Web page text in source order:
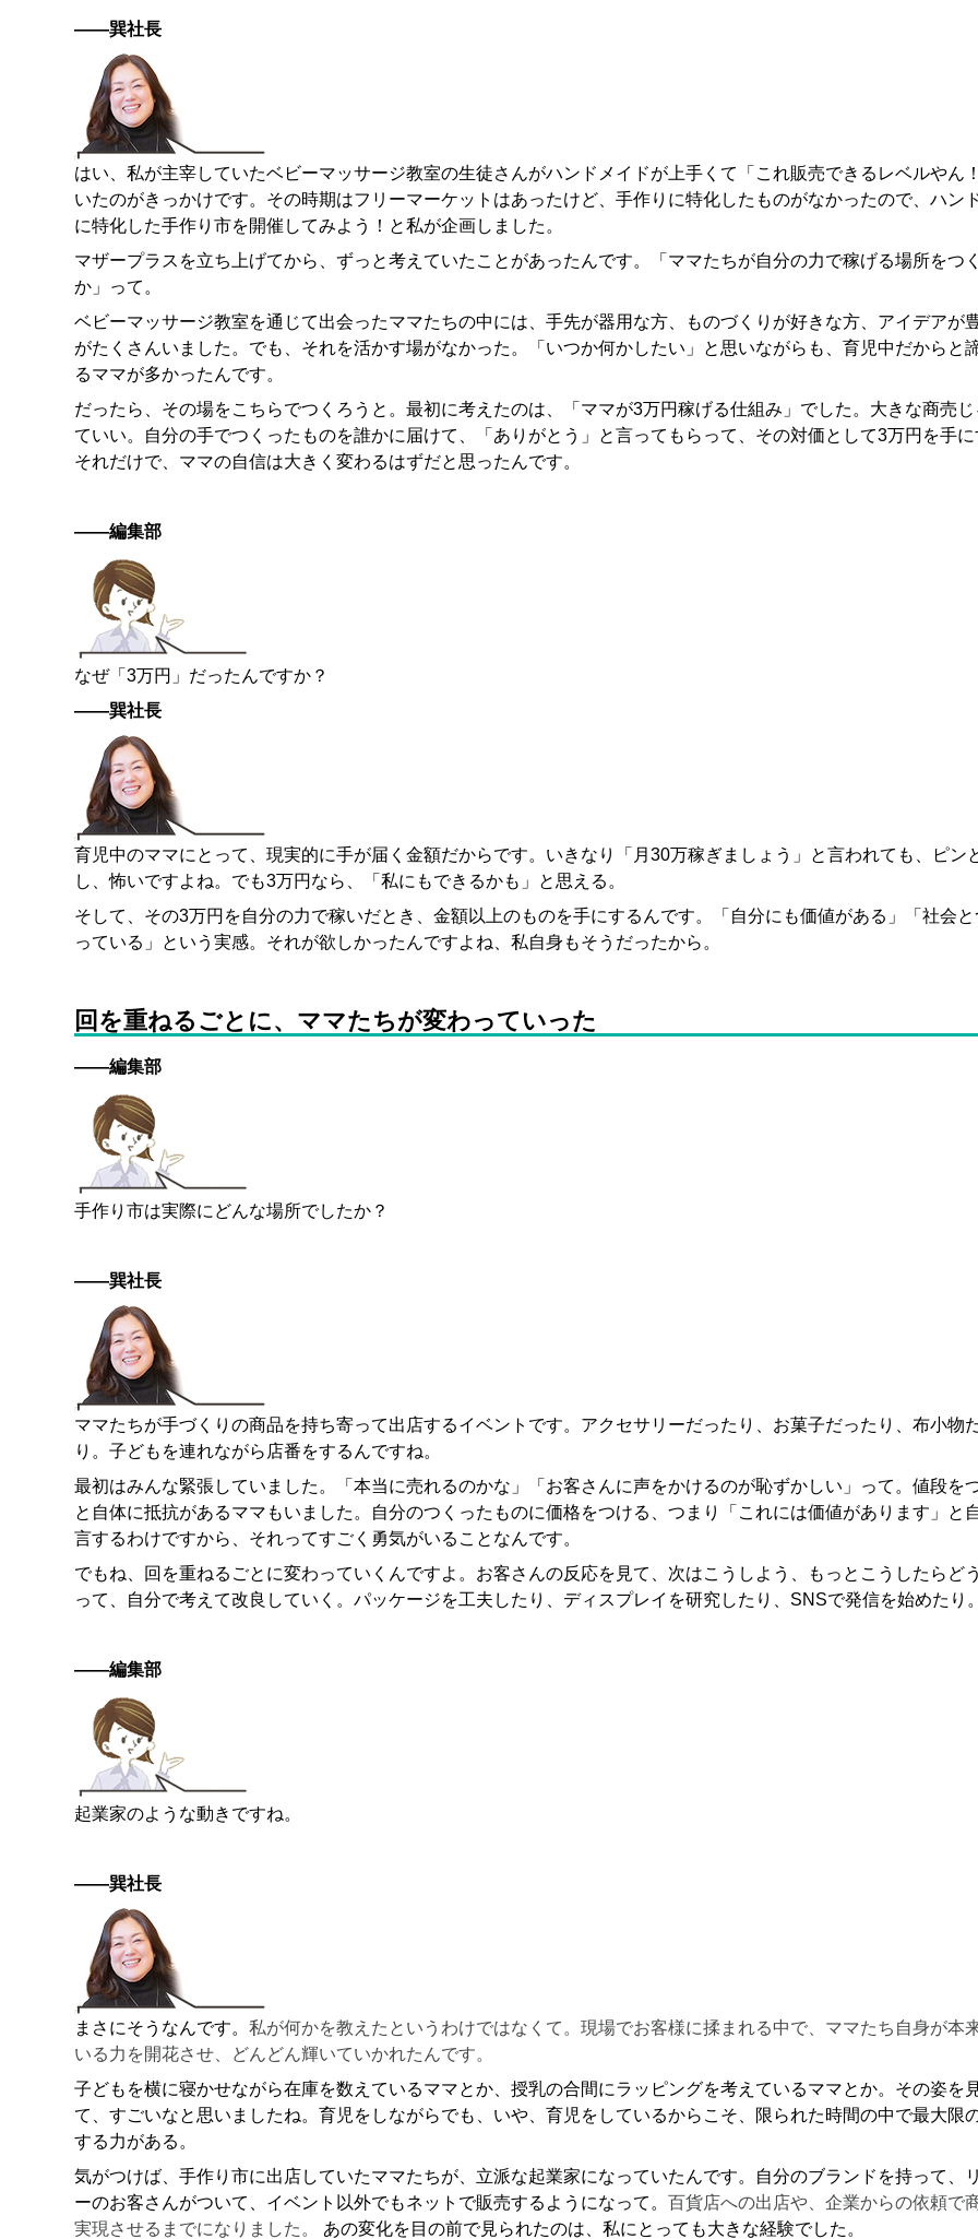
——巽社長
はい、私が主宰していたベビーマッサージ教室の生徒さんがハンドメイドが上手くて「これ販売できるレベルやん
いたのがきっかけです。その時期はフリーマーケットはあったけど、手作りに特化したものがなかったので、ハン
に特化した手作り市を開催してみよう！と私が企画しました。
マザープラスを立ち上げてから、ずっと考えていたことがあったんです。「ママたちが自分の力で稼げる場所をつ
か」って。
ベビーマッサージ教室を通じて出会ったママたちの中には、手先が器用な方、ものづくりが好きな方、アイデアが
がたくさんいました。でも、それを活かす場がなかった。「いつか何かしたい」と思いながらも、育児中だからと
るママが多かったんです。
だったら、その場をこちらでつくろうと。最初に考えたのは、「ママが3万円稼げる仕組み」でした。大きな商売じ
ていい。自分の手でつくったものを誰かに届けて、「ありがとう」と言ってもらって、その対価として3万円を手に
それだけで、ママの自信は大きく変わるはずだと思ったんです。
——編集部
なぜ「3万円」だったんですか？
——巽社長
育児中のママにとって、現実的に手が届く金額だからです。いきなり「月30万稼ぎましょう」と言われても、ピン
し、怖いですよね。でも3万円なら、「私にもできるかも」と思える。
そして、その3万円を自分の力で稼いだとき、金額以上のものを手にするんです。「自分にも価値がある」「社会
っている」という実感。それが欲しかったんですよね、私自身もそうだったから。
回を重ねるごとに、ママたちが変わっていった
——編集部
手作り市は実際にどんな場所でしたか？
——巽社長
ママたちが手づくりの商品を持ち寄って出店するイベントです。アクセサリーだったり、お菓子だったり、布小物
り。子どもを連れながら店番をするんですね。
最初はみんな緊張していました。「本当に売れるのかな」「お客さんに声をかけるのが恥ずかしい」って。値段を
と自体に抵抗があるママもいました。自分のつくったものに価格をつける、つまり「これには価値があります」と
言するわけですから、それってすごく勇気がいることなんです。
でもね、回を重ねるごとに変わっていくんですよ。お客さんの反応を見て、次はこうしよう、もっとこうしたらど
って、自分で考えて改良していく。パッケージを工夫したり、ディスプレイを研究したり、SNSで発信を始めたり。
——編集部
起業家のような動きですね。
——巽社長
まさにそうなんです。 私が何かを教えたというわけではなくて。現場でお客様に揉まれる中で、ママたち自身が本
いる力を開花させ、どんどん輝いていかれたんです。
子どもを横に寝かせながら在庫を数えているママとか、授乳の合間にラッピングを考えているママとか。その姿を
て、すごいなと思いましたね。育児をしながらでも、いや、育児をしているからこそ、限られた時間の中で最大限
する力がある。
気がつけば、手作り市に出店していたママたちが、立派な起業家になっていたんです。自分のブランドを持って、
ーのお客さんがついて、イベント以外でもネットで販売するようになって。 百貨店への出店や、企業からの依頼で
実現させるまでになりました。
あの変化を目の前で見られたのは、私にとっても大きな経験でした。